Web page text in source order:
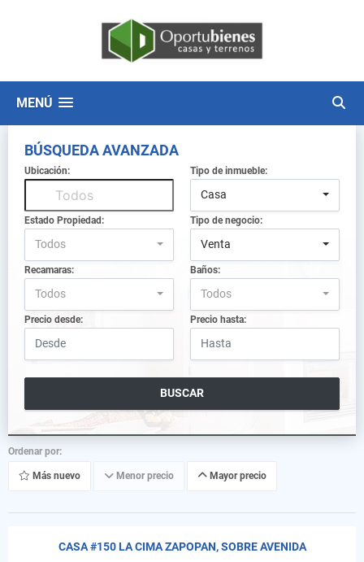
MENÚ
BÚSQUEDA AVANZADA
Ubicación: Tipo de inmueble:
Casa
Estado Propiedad:
Todos
Tipo de negocio:
Venta
Recamaras:
Todos
Baños:
Todos
Precio desde: Precio hasta:
BUSCAR
Ordenar por:
Más nuevo Menor precio Mayor precio
CASA #150 LA CIMA ZAPOPAN, SOBRE AVENIDA